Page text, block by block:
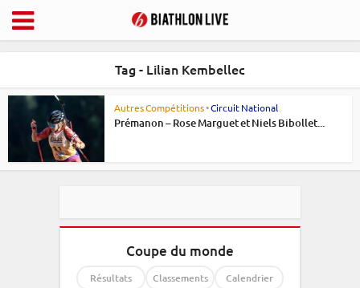
Tag - Lilian Kembellec
Autres Compétitions•Circuit National
Prémanon – Rose Marguet et Niels Bibollet...
Coupe du monde
Résultats Classements Calendrier